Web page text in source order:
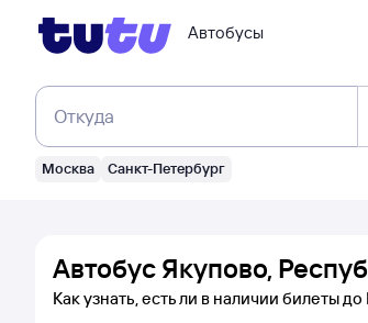
Автобусы
Откуда
Москва Санкт-Петербург
Автобус Якупово,
Как узнать, есть ли в наличии билеты